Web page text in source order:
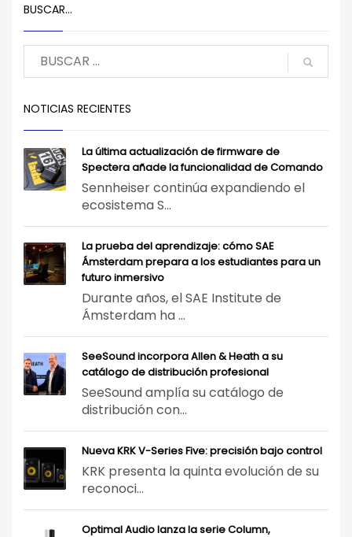
BUSCAR…
NOTICIAS RECIENTES
La última actualización de firmware de
Spectera añade la funcionalidad de Comando
Sennheiser continúa expandiendo el
ecosistema S...
La prueba del aprendizaje: cómo SAE
Ámsterdam prepara a los estudiantes para un
futuro inmersivo
Durante años, el SAE Institute de
Ámsterdam ha ...
SeeSound incorpora Allen & Heath a su
catálogo de distribución profesional
SeeSound amplía su catálogo de
distribución con...
Nueva KRK V-Series Five: precisión bajo control
KRK presenta la quinta evolución de su
reconoci...
Optimal Audio lanza la serie Column,